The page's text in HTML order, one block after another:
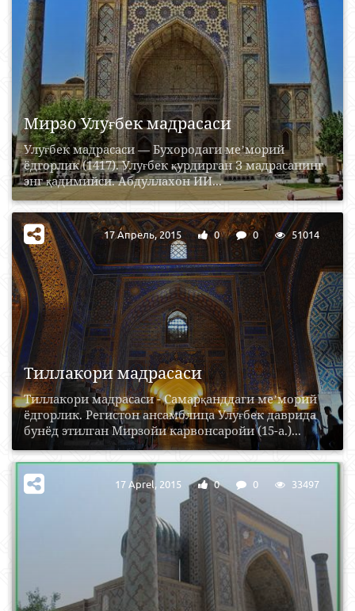
Мирзо Улуғбек мадрасаси
Улуғбек мадрасаси — Бухородаги меʼморий
ёдгорлик (1417). Улуғбек қурдирган З мадрасанинг
энг қадимийси. Абдуллахон ИИ...
Тиллакори мадрасаси
Тиллакори мадрасаси - Самарқанддаги меʼморий
ёдгорлик. Регистон ансамблица Улуғбек даврида
бунёд этилган Мирзойи карвонсаройи (15-а.)...
17 Апрель, 2015 0 0 51014
17 Aprel, 2015 0 0 33497